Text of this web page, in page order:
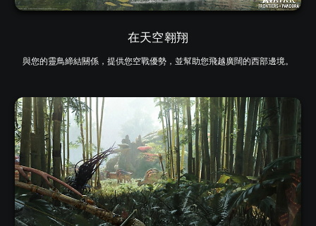
在天空翱翔
與您的靈鳥締結關係，提供您空戰優勢，並幫助您飛越廣闊的西部邊境。